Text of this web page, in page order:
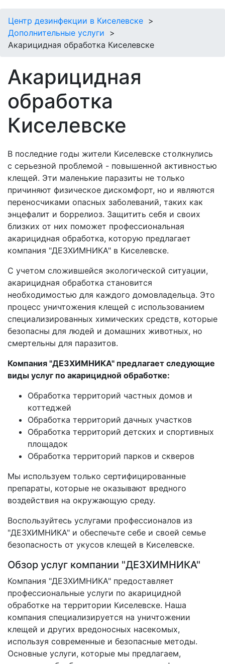
Центр дезинфекции в Киселевске
Дополнительные услуги
Акарицидная обработка Киселевске
Акарицидная
обработка
Киселевске
В последние годы жители Киселевске столкнулись
с серьезной проблемой - повышенной активностью
клещей. Эти маленькие паразиты не только
причиняют физическое дискомфорт, но и являются
переносчиками опасных заболеваний, таких как
энцефалит и боррелиоз. Защитить себя и своих
близких от них поможет профессиональная
акарицидная обработка, которую предлагает
компания "ДЕЗХИМНИКА" в Киселевске.
С учетом сложившейся экологической ситуации,
акарицидная обработка становится
необходимостью для каждого домовладельца. Это
процесс уничтожения клещей с использованием
специализированных химических средств, которые
безопасны для людей и домашних животных, но
смертельны для паразитов.
Компания "ДЕЗХИМНИКА" предлагает следующие
виды услуг по акарицидной обработке:
Обработка территорий частных домов и
коттеджей
Обработка территорий дачных участков
Обработка территорий детских и спортивных
площадок
Обработка территорий парков и скверов
Мы используем только сертифицированные
препараты, которые не оказывают вредного
воздействия на окружающую среду.
Воспользуйтесь услугами профессионалов из
"ДЕЗХИМНИКА" и обеспечьте себе и своей семье
безопасность от укусов клещей в Киселевске.
Обзор услуг компании "ДЕЗХИМНИКА"
Компания "ДЕЗХИМНИКА" предоставляет
профессиональные услуги по акарицидной
обработке на территории Киселевске. Наша
компания специализируется на уничтожении
клещей и других вредоносных насекомых,
используя современные и безопасные методы.
Основные услуги, которые мы предлагаем,